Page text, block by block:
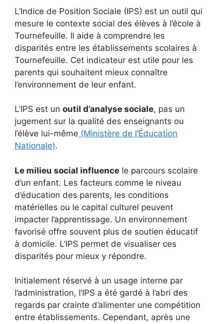
L’Indice de Position Sociale (IPS) est un outil qui
mesure le contexte social des élèves à l’école à
Tournefeuille. Il aide à comprendre les
disparités entre les établissements scolaires à
Tournefeuille. Cet indicateur est utile pour les
parents qui souhaitent mieux connaître
l’environnement de leur enfant.
L’IPS est un outil d’analyse sociale, pas un
jugement sur la qualité des enseignants ou
l’élève lui-même (Ministère de l’Éducation
Nationale).
Le milieu social influence le parcours scolaire
d’un enfant. Les facteurs comme le niveau
d’éducation des parents, les conditions
matérielles ou le capital culturel peuvent
impacter l’apprentissage. Un environnement
favorisé offre souvent plus de soutien éducatif
à domicile. L’IPS permet de visualiser ces
disparités pour mieux y répondre.
Initialement réservé à un usage interne par
l’administration, l’IPS a été gardé à l’abri des
regards par crainte d’alimenter une compétition
entre établissements. Cependant, après une